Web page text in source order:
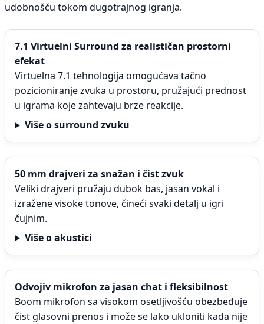
udobnošću tokom dugotrajnog igranja.
7.1 Virtuelni Surround za realističan prostorni
efekat
Virtuelna 7.1 tehnologija omogućava tačno
pozicioniranje zvuka u prostoru, pružajući prednost
u igrama koje zahtevaju brze reakcije.
Više o surround zvuku
50 mm drajveri za snažan i čist zvuk
Veliki drajveri pružaju dubok bas, jasan vokal i
izražene visoke tonove, čineći svaki detalj u igri
čujnim.
Više o akustici
Odvojiv mikrofon za jasan chat i fleksibilnost
Boom mikrofon sa visokom osetljivošću obezbeđuje
čist glasovni prenos i može se lako ukloniti kada nije